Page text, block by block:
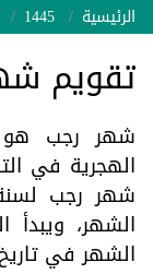
الرئيسية 1445
تقويم شهر
شهر رجب هو
الهجرية في
الشهر في تاريخ ١٠ فبراير ٢٠٢٤